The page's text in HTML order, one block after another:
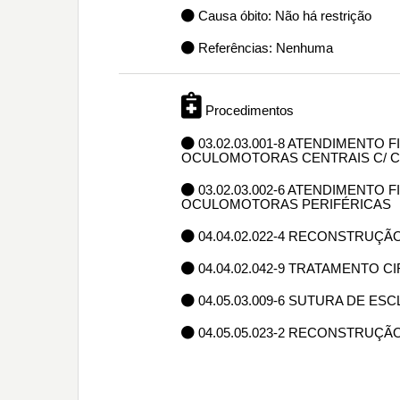
Causa óbito: Não há restrição
Referências: Nenhuma
Procedimentos
03.02.03.001-8 ATENDIMENTO
OCULOMOTORAS CENTRAIS C/
03.02.03.002-6 ATENDIMENTO
OCULOMOTORAS PERIFÉRICAS
04.04.02.022-4
04.04.02.042-9 TRATAMENTO
04.05.03.009-6 SUTURA DE
04.05.05.023-2